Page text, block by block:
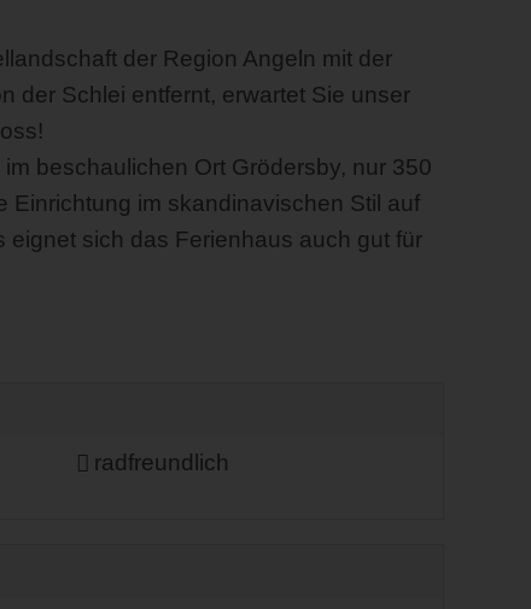
der Region Angeln mit der
der Schlei entfernt, erwartet Sie unser
beschaulichen Ort Grödersby, nur 350
Einrichtung im skandinavischen Stil auf
eignet sich das Ferienhaus auch gut für
radfreundlich